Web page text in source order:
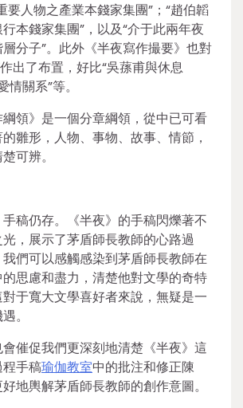
要人物之產業本錢家集團”；“趙伯韜
本錢家集團”，以及“介于此兩年夜
分子”。此外《半夜寫作撮要》也對
出了布置，好比“吳蓀甫與休息
情關系”等。
綱領》是一個分章綱領，從中已可看
雛形，人物、事物、故事、情節，
可辨。
稿仍存。《半夜》的手稿閃爍著不
，展示了茅盾師長教師的心路過
們可以感觸感染到茅盾師長教師在
思慮和盡力，清楚他對文學的奇特
于寬大文學喜好者來說，無疑是一
。
催促我們更深刻地清楚《半夜》這
手稿瑜伽教室中的批注和修正陳
地輿解茅盾師長教師的創作意圖。